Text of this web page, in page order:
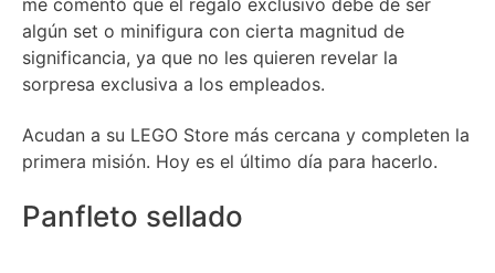
algún set o minifigura con cierta magnitud de
significancia, ya que no les quieren revelar la
sorpresa exclusiva a los empleados.
Acudan a su LEGO Store más cercana y completen la
primera misión. Hoy es el último día para hacerlo.
Panfleto sellado